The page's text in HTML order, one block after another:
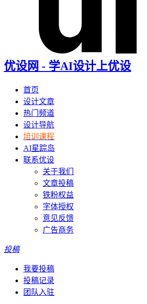
优设网 - 学AI设计上优设
首页
设计文章
热门频道
设计导航
培训课程
AI星踪岛
联系优设
关于我们
文章投稿
铁粉权益
字体授权
意见反馈
广告商务
投稿
我要投稿
投稿记录
团队入驻